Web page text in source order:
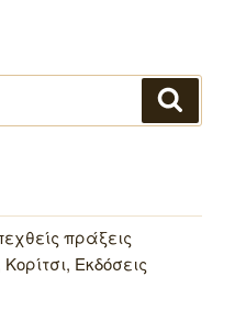
πράξεις
Εκδόσεις